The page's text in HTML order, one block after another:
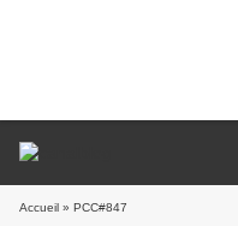
Accueil » PCC#847